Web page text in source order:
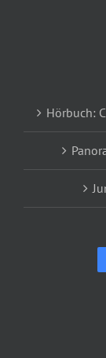
Hörbuch: